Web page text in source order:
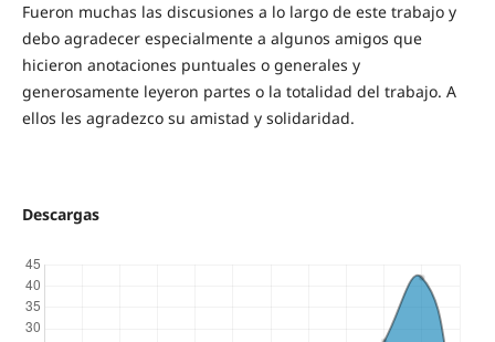
Fueron muchas las discusiones a lo largo de este trabajo y
debo agradecer especialmente a algunos amigos que
hicieron anotaciones puntuales o generales y
generosamente leyeron partes o la totalidad del trabajo. A
ellos les agradezco su amistad y solidaridad.
Descargas